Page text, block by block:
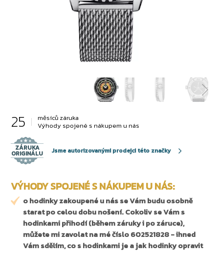
25
měsíců záruka
Výhody spojené s nákupem u nás
ZÁRUKA
ORIGINÁLU Jsme autorizovanými prodejci této značky
VÝHODY SPOJENÉ S NÁKUPEM U NÁS:
o hodinky zakoupené u nás se Vám budu osobně
starat po celou dobu nošení. Cokoliv se Vám s
hodinkami přihodí (během záruky i po záruce),
můžete mi zavolat na mé číslo 602521828 - ihned
Vám sdělím, co s hodinkami je a jak hodinky opravit